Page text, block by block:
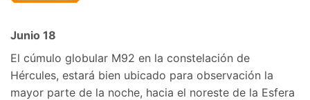
Junio 18
El cúmulo globular M92 en la constelación de
Hércules, estará bien ubicado para observación la
mayor parte de la noche, hacia el noreste de la Esfera